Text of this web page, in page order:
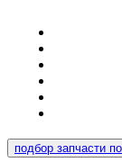
подбор запчасти